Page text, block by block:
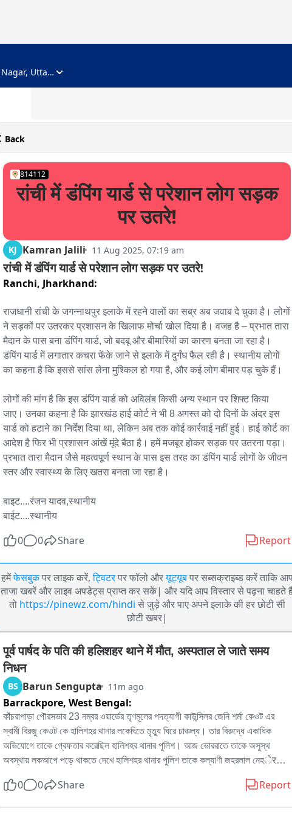
Noida, Gautam Buddha Nagar, Uttar Pradesh
Back
814112
रांची में डंपिंग यार्ड से परेशान लोग सड़क
पर उतरे!
KJ Kamran Jalili 11 Aug 2025, 07:19 am
रांची में डंपिंग यार्ड से परेशान लोग सड़क पर उतरे!
Ranchi, Jharkhand:
राजधानी रांची के जगन्नाथपुर इलाके में रहने वालों का सब्र अब जवाब दे चुका है। लोगों
ने सड़कों पर उतरकर प्रशासन के खिलाफ मोर्चा खोल दिया है। वजह है – प्रभात तारा
मैदान के पास बना डंपिंग यार्ड, जो बदबू और बीमारियों का कारण बनता जा रहा है।
डंपिंग यार्ड में लगातार कचरा फेंके जाने से इलाके में दुर्गंध फैल रही है। स्थानीय लोगों
का कहना है कि इससे सांस लेना मुश्किल हो गया है, और कई लोग बीमार पड़ चुके हैं।
लोगों की मांग है कि इस डंपिंग यार्ड को अविलंब किसी अन्य स्थान पर शिफ्ट किया
जाए। उनका कहना है कि झारखंड हाई कोर्ट ने भी 8 अगस्त को दो दिनों के अंदर इस
यार्ड को हटाने का निर्देश दिया था, लेकिन अब तक कोई कार्रवाई नहीं हुई। हाई कोर्ट का
आदेश है फिर भी प्रशासन आंखें मूंदे बैठा है। हमें मजबूर होकर सड़क पर उतरना पड़ा।
प्रभात तारा मैदान जैसे महत्वपूर्ण स्थान के पास इस तरह का डंपिंग यार्ड लोगों के जीवन
स्तर और स्वास्थ्य के लिए खतरा बनता जा रहा है।
बाइट....रंजन यादव,स्थानीय
बाईट....स्थानीय
0 0 Share Report
हमेंफेसबुक पर लाइक करें, ट्विटर पर फॉलो औरयूट्यूब पर सब्सक्राइब्ड करें ताकि
ताजा खबरें और लाइव अपडेट्स प्राप्त कर सकें| और यदि आप विस्तार से पढ़ना चाहते
तो https://pinewz.com/hindi से जुड़े और पाए अपने इलाके की हर छोटी सी
छोटी खबर|
पूर्व पार्षद के पति की हलिशहर थाने में मौत, अस्पताल ले जाते समय
निधन
BS Barun Sengupta 11m ago
Barrackpore, West Bengal:
কাঁচরাপাড়া পৌরসভার 23 নম্বর ওয়ার্ডের তৃণমূলের পদত্যাগী কাউন্সিলর জেনি শর্মা কেওট এর
স্বামী বিরজু কেওট কে হালিশহর থানার লকেৎিতে মৃত্যু ঘিরে চাঞ্চল্য। তার বিরুদ্ধে একাধিক
অভিযোগে তাকে গ্রেফতার করেছিল হালিশহর থানার পুলিশ। আজ ভোররাতে তাকে অসুস্থ
অবস্থায় লকআপে পড়ে থাকতে দেখে হালিশহর থানার পুলিশ তাকে কল্যাণী জহরলাল নেহेरু
হয়েছে বলে অনুমান।
0 0 Share Report